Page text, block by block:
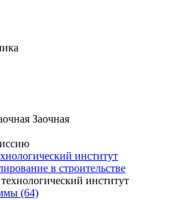
Заочная
институт
в строительстве
(64)